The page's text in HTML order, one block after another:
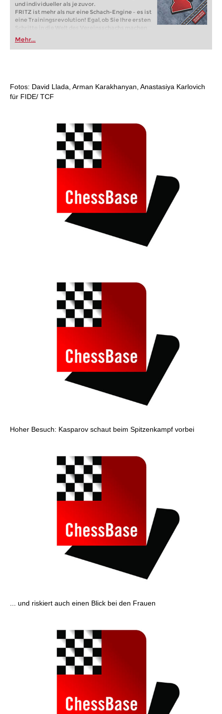
und individueller als je zuvor.
FRITZ ist mehr als nur eine Schach-Engine – es ist
eine Trainingsrevolution! Egal, ob Sie Ihre ersten
Schritte in die Welt des Vereinsschachs machen
oder bereits auf Turnierniveau spielen: Mit
FRITZ trainieren Sie effizienter, intelligenter und
individueller als je zuvor.
Mehr...
Fotos: David Llada, Arman Karakhanyan, Anastasiya Karlovich
für FIDE/ TCF
Hoher Besuch: Kasparov schaut beim Spitzenkampf vorbei
... und riskiert auch einen Blick bei den Frauen